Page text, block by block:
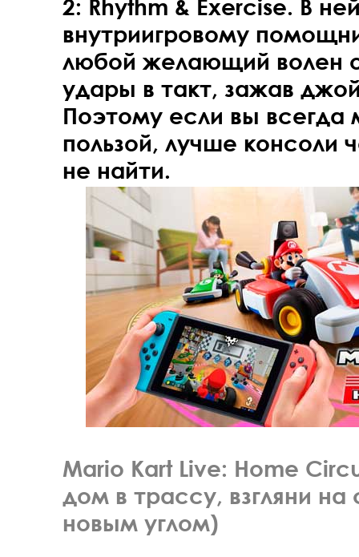
2: Rhythm & Exercise. В
внутриигровому
любой желающий волен
удары в такт, зажав
Поэтому если вы всегда
пользой, лучше консоли
не найти.
Mario Kart Live: Home
дом в трассу, взгляни
новым углом)